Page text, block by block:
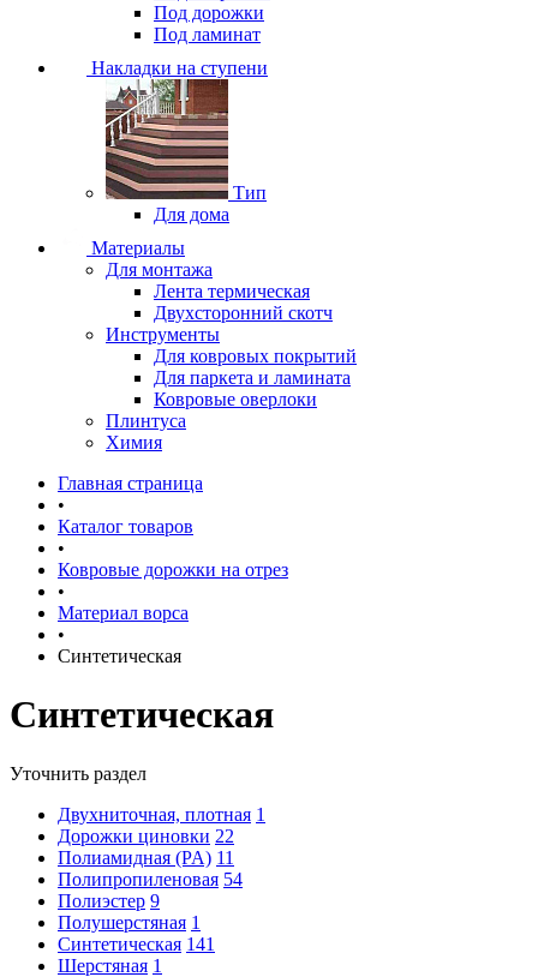
Под дорожки
Под ламинат
Накладки на ступени
Тип
Для дома
Материалы
Для монтажа
Лента термическая
Двухсторонний скотч
Инструменты
Для ковровых покрытий
Для паркета и ламината
Ковровые оверлоки
Плинтуса
Химия
Главная страница
•
Каталог товаров
•
Ковровые дорожки на отрез
•
Материал ворса
•
Синтетическая
Синтетическая
Уточнить раздел
Двухниточная, плотная 1
Дорожки циновки 22
Полиамидная (PA) 11
Полипропиленовая 54
Полиэстер 9
Полушерстяная 1
Синтетическая 141
Шерстяная 1